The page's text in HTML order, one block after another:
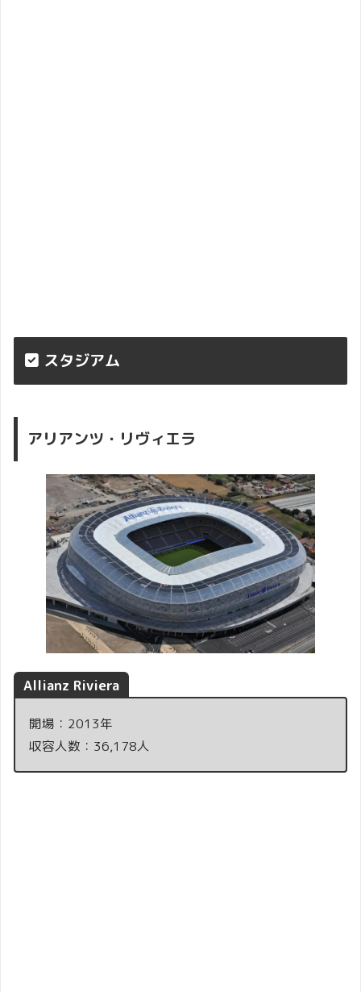
スタジアム
アリアンツ・リヴィエラ
Allianz Riviera
開場：2013年
収容人数：36,178人